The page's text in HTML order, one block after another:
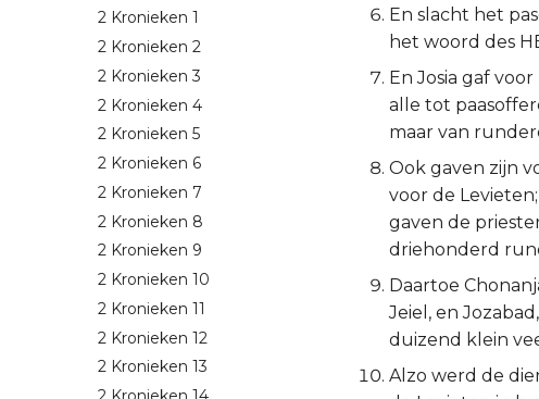
2 Kronieken 1
2 Kronieken 2
2 Kronieken 3
2 Kronieken 4
2 Kronieken 5
2 Kronieken 6
2 Kronieken 7
2 Kronieken 8
2 Kronieken 9
2 Kronieken 10
2 Kronieken 11
2 Kronieken 12
2 Kronieken 13
En slacht het
het woord des
En Josia gaf
alle tot
maar van
Ook gaven zijn
voor de
gaven de
driehonderd
Daartoe
Jeiel, en
duizend klein
Alzo werd de